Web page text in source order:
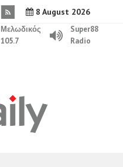
8 August 2026
Μελωδικός
105.7
Super88
Radio